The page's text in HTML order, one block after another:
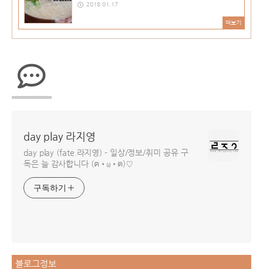
2018.01.17
더보기
day play 라지영
day play (fate.라지영) - 일상/정보/취미 공유 구
독은 늘 감사합니다 (ฅ•ω•ฅ)♡
구독하기
블로그정보